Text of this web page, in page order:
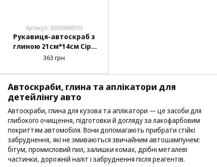
Артикул: 00000068593
Рукавиця-автоскраб з
глиною 21см*14см Сіра
MLST40
363 грн
Автоскраби, глина та аплікатори для
детейлінгу авто
Автоскраби, глина для кузова та аплікатори — це засоби для
глибокого очищення, підготовки й догляду за лакофарбовим
покриттям автомобіля. Вони допомагають прибрати стійкі
забруднення, які не змиваються звичайним автошампунем:
бітум, промисловий пил, залишки комах, дрібні металеві
частинки, дорожній наліт і забруднення після реагентів.